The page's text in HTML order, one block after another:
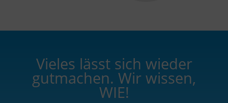
Vieles lässt sich wieder
gutmachen. Wir wissen,
WIE!